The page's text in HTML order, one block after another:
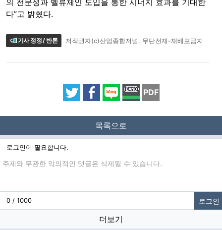
의 전문성과 벨류체인 도입을 통한 시너지 효과를 기대한
다”고 밝혔다.
기사 정정 / 반론 저작권자(c)산업종합저널. 무단전재-재배포금지
PDF
목록으로
로그인이 필요합니다.
글입력
0 / 1000 로그인
더보기